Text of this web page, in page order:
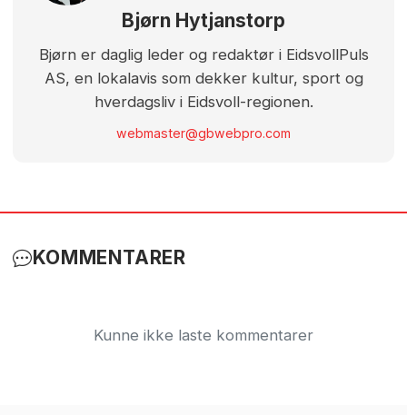
Bjørn Hytjanstorp
Bjørn er daglig leder og redaktør i EidsvollPuls
AS, en lokalavis som dekker kultur, sport og
hverdagsliv i Eidsvoll-regionen.
webmaster@gbwebpro.com
KOMMENTARER
Kunne ikke laste kommentarer